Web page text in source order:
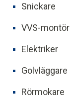
Snickare
VVS-montör
Elektriker
Golvläggare
Rörmokare